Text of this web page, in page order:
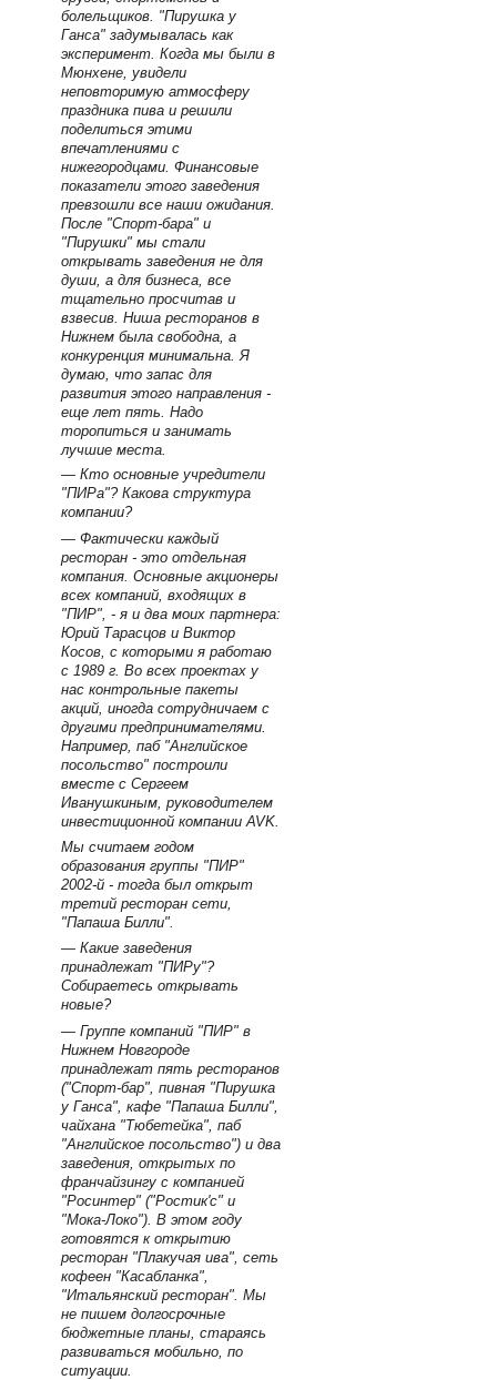
болельщиков. "Пирушка у
Ганса" задумывалась как
эксперимент. Когда мы были в
Мюнхене, увидели
неповторимую атмосферу
праздника пива и решили
поделиться этими
впечатлениями с
нижегородцами. Финансовые
показатели этого заведения
превзошли все наши ожидания.
После "Спорт-бара" и
"Пирушки" мы стали
открывать заведения не для
души, а для бизнеса, все
тщательно просчитав и
взвесив. Ниша ресторанов в
Нижнем была свободна, а
конкуренция минимальна. Я
думаю, что запас для
развития этого направления -
еще лет пять. Надо
торопиться и занимать
лучшие места.
— Кто основные учредители
"ПИРа"? Какова структура
компании?
— Фактически каждый
ресторан - это отдельная
компания. Основные акционеры
всех компаний, входящих в
"ПИР", - я и два моих партнера:
Юрий Тарасцов и Виктор
Косов, с которыми я работаю
с 1989 г. Во всех проектах у
нас контрольные пакеты
акций, иногда сотрудничаем с
другими предпринимателями.
Например, паб "Английское
посольство" построили
вместе с Сергеем
Иванушкиным, руководителем
инвестиционной компании AVK.
Мы считаем годом
образования группы "ПИР"
2002-й - тогда был открыт
третий ресторан сети,
"Папаша Билли".
— Какие заведения
принадлежат "ПИРу"?
Собираетесь открывать
новые?
— Группе компаний "ПИР" в
Нижнем Новгороде
принадлежат пять ресторанов
("Спорт-бар", пивная "Пирушка
у Ганса", кафе "Папаша Билли",
чайхана "Тюбетейка", паб
"Английское посольство") и два
заведения, открытых по
франчайзингу с компанией
"Росинтер" ("Ростик'с" и
"Мока-Локо"). В этом году
готовятся к открытию
ресторан "Плакучая ива", сеть
кофеен "Касабланка",
"Итальянский ресторан". Мы
не пишем долгосрочные
бюджетные планы, стараясь
развиваться мобильно, по
ситуации.